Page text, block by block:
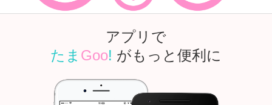
アプリで
たま Goo! がもっと便利に